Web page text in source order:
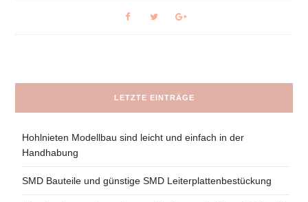
LETZTE EINTRÄGE
Hohlnieten Modellbau sind leicht und einfach in der
Handhabung
SMD Bauteile und günstige SMD Leiterplattenbestückung